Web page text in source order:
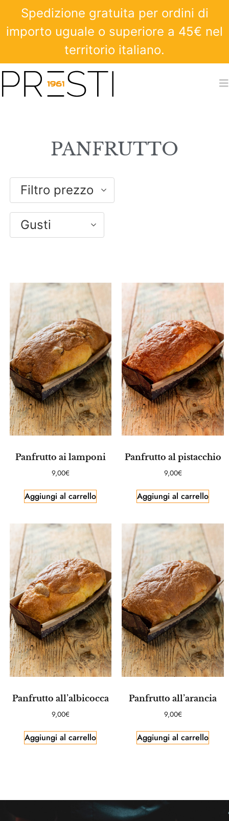
Spedizione gratuita per ordini di
importo uguale o superiore a 45€ nel
territorio italiano.
PANFRUTTO
Filtro prezzo
Gusti
Panfrutto ai lamponi
9,00€
Aggiungi al carrello
Panfrutto al pistacchio
9,00€
Aggiungi al carrello
Panfrutto all’albicocca
9,00€
Aggiungi al carrello
Panfrutto all’arancia
9,00€
Aggiungi al carrello